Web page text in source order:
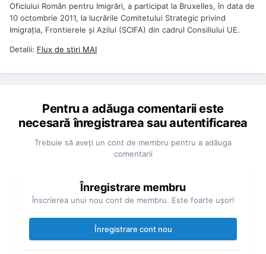
Oficiului Român pentru Imigrări, a participat la Bruxelles, în data de
10 octombrie 2011, la lucrările Comitetului Strategic privind
Imigraţia, Frontierele şi Azilul (SCIFA) din cadrul Consiliului UE.
Detalii: Flux de stiri MAI
Pentru a adăuga comentarii este
necesară înregistrarea sau autentificarea
Trebuie să aveţi un cont de membru pentru a adăuga
comentarii
Înregistrare membru
Înscrierea unui nou cont de membru. Este foarte uşor!
Înregistrare cont nou